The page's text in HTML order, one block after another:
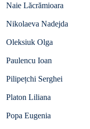
Naie Lăcrămioara
Nikolaeva Nadejda
Oleksiuk Olga
Paulencu Ioan
Pilipețchi Serghei
Platon Liliana
Popa Eugenia